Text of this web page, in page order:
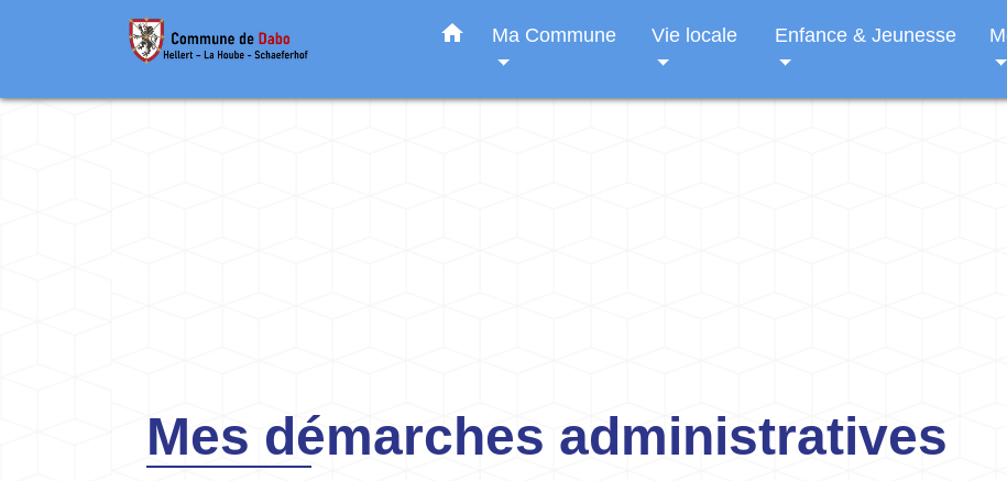
home Ma Commune Vie locale Enfance & Jeunesse
Mes démarches administratives